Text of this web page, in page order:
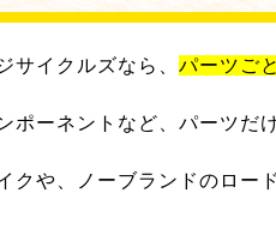
サイクルズなら、 パーツご
ポーネントなど、パーツだ
クや、ノーブランドのロー